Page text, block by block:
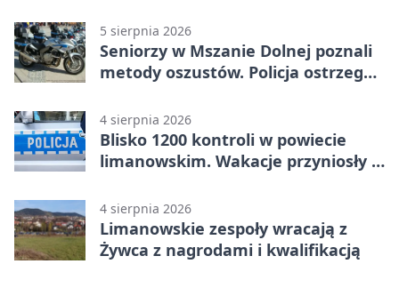
5 sierpnia 2026
Seniorzy w Mszanie Dolnej poznali
metody oszustów. Policja ostrzega
4 sierpnia 2026
Blisko 1200 kontroli w powiecie
limanowskim. Wakacje przyniosły 9
4 sierpnia 2026
Limanowskie zespoły wracają z
Żywca z nagrodami i kwalifikacją